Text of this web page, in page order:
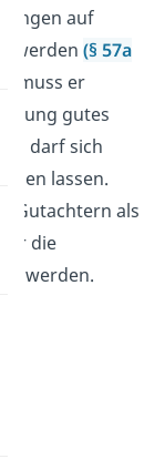
auf
werden(§ 57a
muss er
gutes
darf sich
lassen.
Gutachtern als
die
werden.